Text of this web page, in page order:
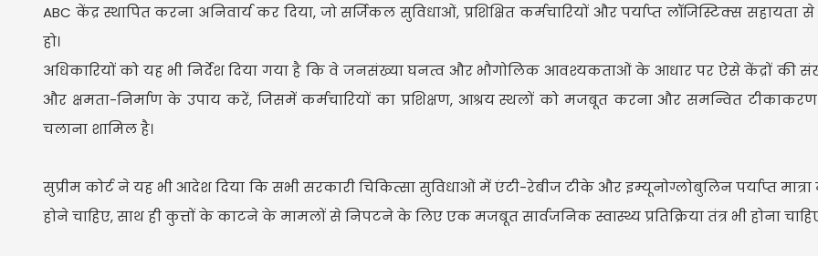
ABC केंद्र स्थापित करना अनिवार्य कर दिया, जो सर्जिकल सुविधाओं, प्रशिक्षित कर्मचारियों और पर्याप्त लॉजिस्टिक्स सहायता
हो।
अधिकारियों को यह भी निर्देश दिया गया है कि वे जनसंख्या घनत्व और भौगोलिक आवश्यकताओं के आधार पर ऐसे केंद्रों की
और क्षमता-निर्माण के उपाय करें, जिसमें कर्मचारियों का प्रशिक्षण, आश्रय स्थलों को मजबूत करना और समन्वित
चलाना शामिल है।
सुप्रीम कोर्ट ने यह भी आदेश दिया कि सभी सरकारी चिकित्सा सुविधाओं में एंटी-रेबीज टीके और इम्यूनोग्लोबुलिन पर्याप्त
होने चाहिए, साथ ही कुत्तों के काटने के मामलों से निपटने के लिए एक मजबूत सार्वजनिक स्वास्थ्य प्रतिक्रिया तंत्र भी होना